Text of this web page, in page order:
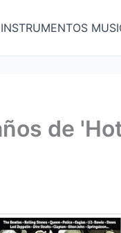
INSTRUMENTOS
de